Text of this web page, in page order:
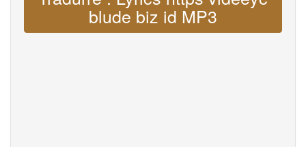
blude biz id MP3